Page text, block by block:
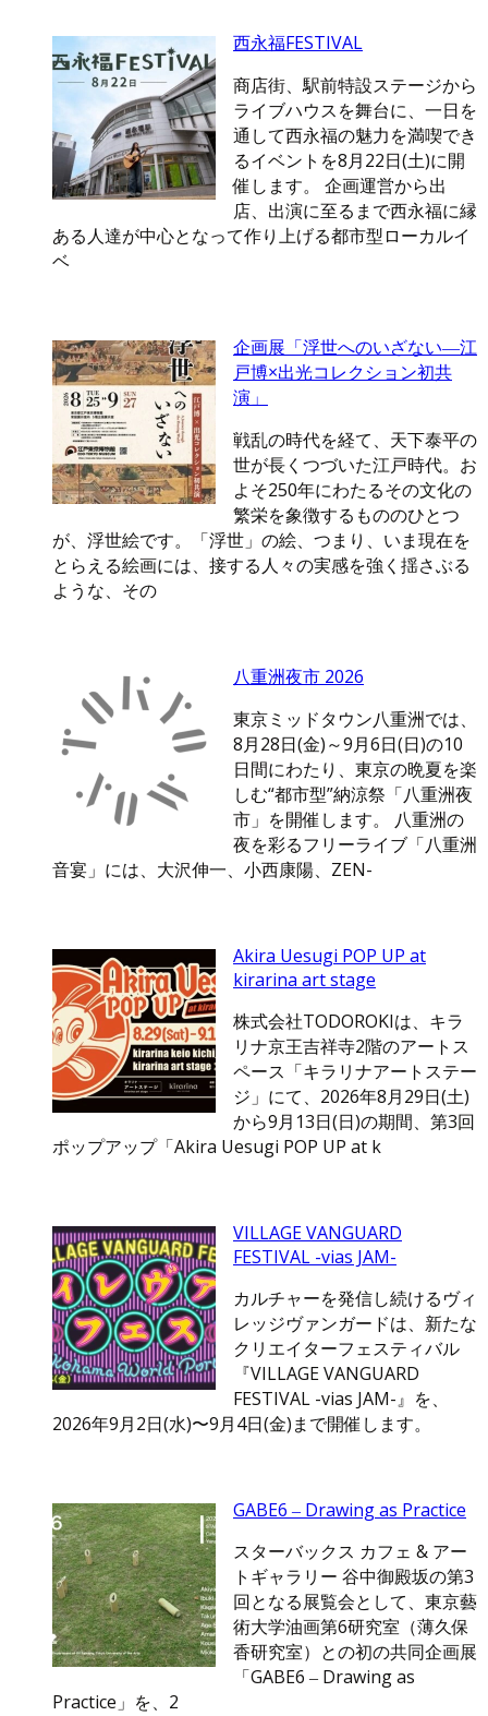
西永福FESTIVAL
商店街、駅前特設ステージから
ライブハウスを舞台に、一日を
通して西永福の魅力を満喫でき
るイベントを8月22日(土)に開
催します。 企画運営から出
店、出演に至るまで西永福に縁
ある人達が中心となって作り上げる都市型ローカルイ
ベ
企画展「浮世へのいざない―江
戸博×出光コレクション初共
演」
戦乱の時代を経て、天下泰平の
世が長くつづいた江戸時代。お
よそ250年にわたるその文化の
繁栄を象徴するもののひとつ
が、浮世絵です。「浮世」の絵、つまり、いま現在を
とらえる絵画には、接する人々の実感を強く揺さぶる
ような、その
八重洲夜市 2026
東京ミッドタウン八重洲では、
8月28日(金)～9月6日(日)の10
日間にわたり、東京の晩夏を楽
しむ“都市型”納涼祭「八重洲夜
市」を開催します。 八重洲の
夜を彩るフリーライブ「八重洲
音宴」には、大沢伸一、小西康陽、ZEN-
Akira Uesugi POP UP at
kirarina art stage
株式会社TODOROKIは、キラ
リナ京王吉祥寺2階のアートス
ペース「キラリナアートステー
ジ」にて、2026年8月29日(土)
から9月13日(日)の期間、第3回
ポップアップ「Akira Uesugi POP UP at k
VILLAGE VANGUARD
FESTIVAL -vias JAM-
カルチャーを発信し続けるヴィ
レッジヴァンガードは、新たな
クリエイターフェスティバル
『VILLAGE VANGUARD
FESTIVAL -vias JAM-』を、
2026年9月2日(水)〜9月4日(金)まで開催します。
GABE6 ‒ Drawing as Practice
スターバックス カフェ & アー
トギャラリー 谷中御殿坂の第3
回となる展覧会として、東京藝
術大学油画第6研究室（薄久保
香研究室）との初の共同企画展
「GABE6 ‒ Drawing as
Practice」を、2